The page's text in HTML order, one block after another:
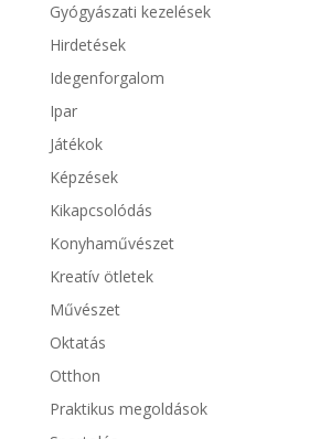
Gyógyászati kezelések
Hirdetések
Idegenforgalom
Ipar
Játékok
Képzések
Kikapcsolódás
Konyhaművészet
Kreatív ötletek
Művészet
Oktatás
Otthon
Praktikus megoldások